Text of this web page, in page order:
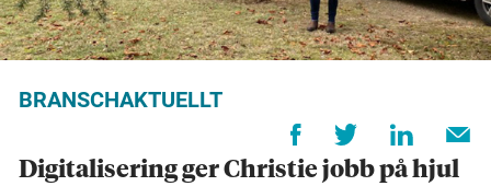
BRANSCHAKTUELLT
Digitalisering ger Christie jobb på hjul